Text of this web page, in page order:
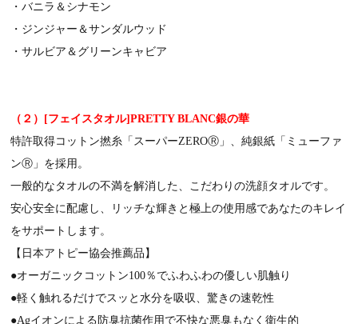
・バニラ＆シナモン
・ジンジャー＆サンダルウッド
・サルビア＆グリーンキャビア
（２）[フェイスタオル]PRETTY BLANC銀の華
特許取得コットン撚糸「スーパーZEROⓇ」、純銀紙「ミューファ
ンⓇ」を採用。
一般的なタオルの不満を解消した、こだわりの洗顔タオルです。
安心安全に配慮し、リッチな輝きと極上の使用感であなたのキレイ
をサポートします。
【日本アトピー協会推薦品】
●オーガニックコットン100％でふわふわの優しい肌触り
●軽く触れるだけでスッと水分を吸収、驚きの速乾性
●Agイオンによる防臭抗菌作用で不快な悪臭もなく衛生的